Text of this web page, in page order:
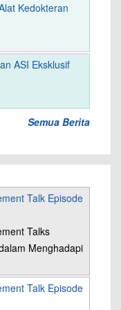
Kedokteran
ASI Eksklusif
Semua Berita
Talk Episode
Talks
Menghadapi
Talk Episode